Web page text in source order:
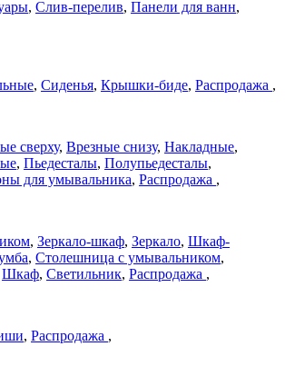
, Слив-перелив, Панели для ванн,
, Сиденья, Крышки-биде, Распродажа ,
сверху, Врезные снизу, Накладные,
, Пьедесталы, Полупьедесталы,
для умывальника, Распродажа ,
, Зеркало-шкаф, Зеркало, Шкаф-
, Столешница с умывальником,
Шкаф, Светильник, Распродажа ,
, Распродажа ,